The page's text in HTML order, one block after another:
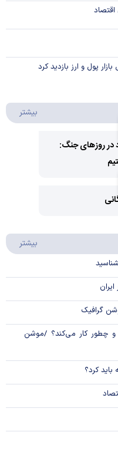
پول و ارز بازدید کرد
بیشتر
در روزهای جنگ:
بیشتر
گرافیک
چطور کار می‌کند؟ /موشن
باید کرد؟